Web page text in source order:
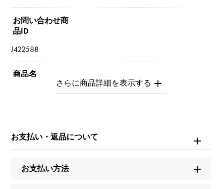
お問い合わせ商
品ID
J422588
商品名
K18イエローゴールド ダイヤモンド テニス ネックレス
ユキザキセレクトジュエリー
お支払い・返品について
お支払い方法